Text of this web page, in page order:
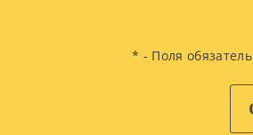
* - Поля